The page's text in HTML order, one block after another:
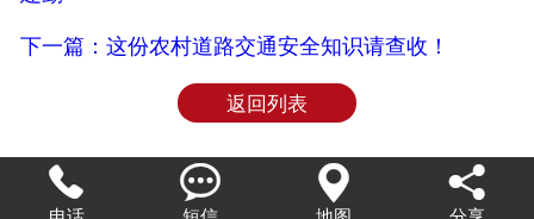
下一篇：这份农村道路交通安全知识请查收！
返回列表
   